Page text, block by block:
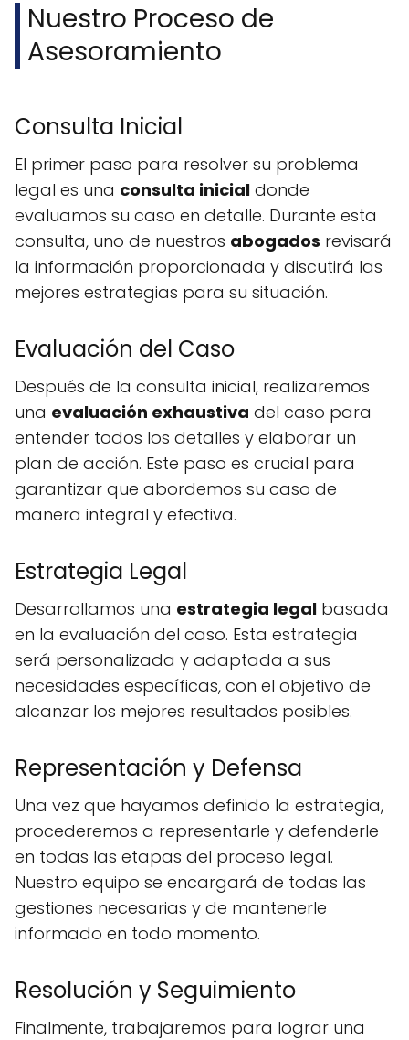
Nuestro Proceso de
Asesoramiento
Consulta Inicial
El primer paso para resolver su problema
legal es una consulta inicial donde
evaluamos su caso en detalle. Durante esta
consulta, uno de nuestros abogados revisará
la información proporcionada y discutirá las
mejores estrategias para su situación.
Evaluación del Caso
Después de la consulta inicial, realizaremos
una evaluación exhaustiva del caso para
entender todos los detalles y elaborar un
plan de acción. Este paso es crucial para
garantizar que abordemos su caso de
manera integral y efectiva.
Estrategia Legal
Desarrollamos una estrategia legal basada
en la evaluación del caso. Esta estrategia
será personalizada y adaptada a sus
necesidades específicas, con el objetivo de
alcanzar los mejores resultados posibles.
Representación y Defensa
Una vez que hayamos definido la estrategia,
procederemos a representarle y defenderle
en todas las etapas del proceso legal.
Nuestro equipo se encargará de todas las
gestiones necesarias y de mantenerle
informado en todo momento.
Resolución y Seguimiento
Finalmente, trabajaremos para lograr una